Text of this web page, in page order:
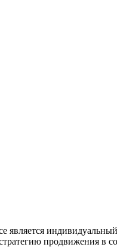
индивидуальный
продвижения в